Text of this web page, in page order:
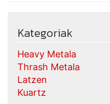
Kategoriak
Heavy Metala
Thrash Metala
Latzen
Kuartz